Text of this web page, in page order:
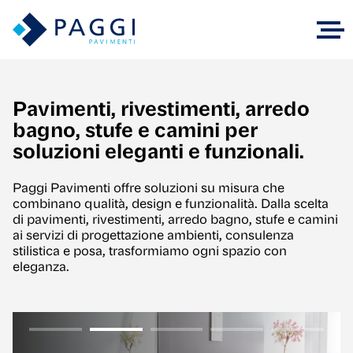
SALTA AL CONTENUTO PRINCIPALE
Pavimenti, rivestimenti, arredo
bagno, stufe e camini per
soluzioni eleganti e funzionali.
Paggi Pavimenti offre soluzioni su misura che
combinano qualità, design e funzionalità. Dalla scelta
di pavimenti, rivestimenti, arredo bagno, stufe e camini
ai servizi di progettazione ambienti, consulenza
stilistica e posa, trasformiamo ogni spazio con
eleganza.